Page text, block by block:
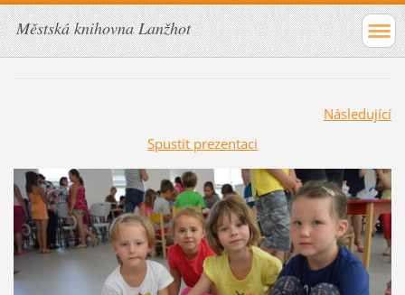
Městská knihovna Lanžhot
Následující
Spustit prezentaci